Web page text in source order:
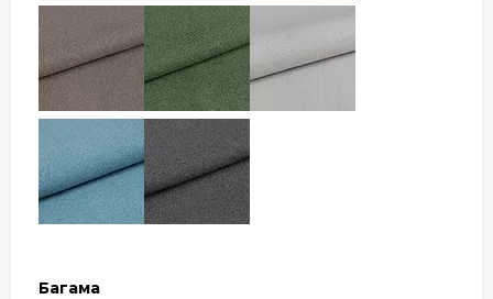
Багама